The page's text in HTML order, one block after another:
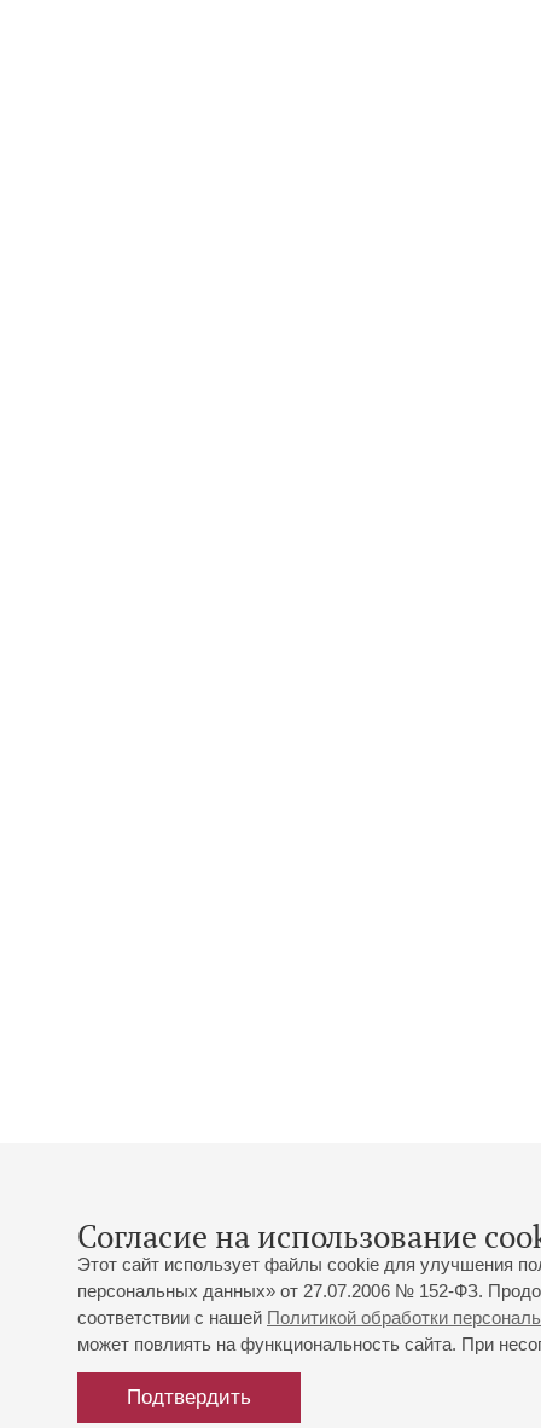
Согласие на использование
Этот сайт использует файлы cookie для улучшения
персональных данных» от 27.07.2006 № 152-ФЗ.
соответствии с нашей Политикой обработки
может повлиять на функциональность сайта. При
Подтвердить